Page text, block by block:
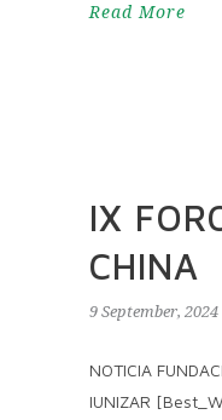
Read More
IX
CHINA
9 September, 2024
NOTICIA
IUNIZAR